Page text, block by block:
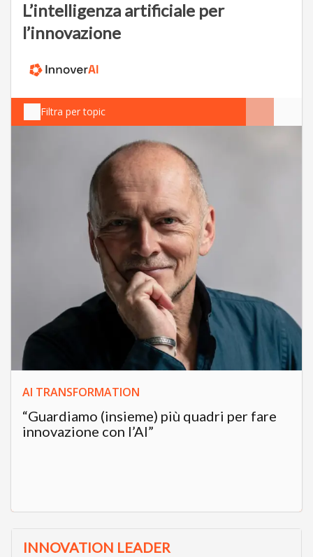
L’intelligenza artificiale per
l’innovazione
Filtra per topic
AI TRANSFORMATION
“Guardiamo (insieme) più quadri per fare
innovazione con l’AI”
INNOVATION LEADER